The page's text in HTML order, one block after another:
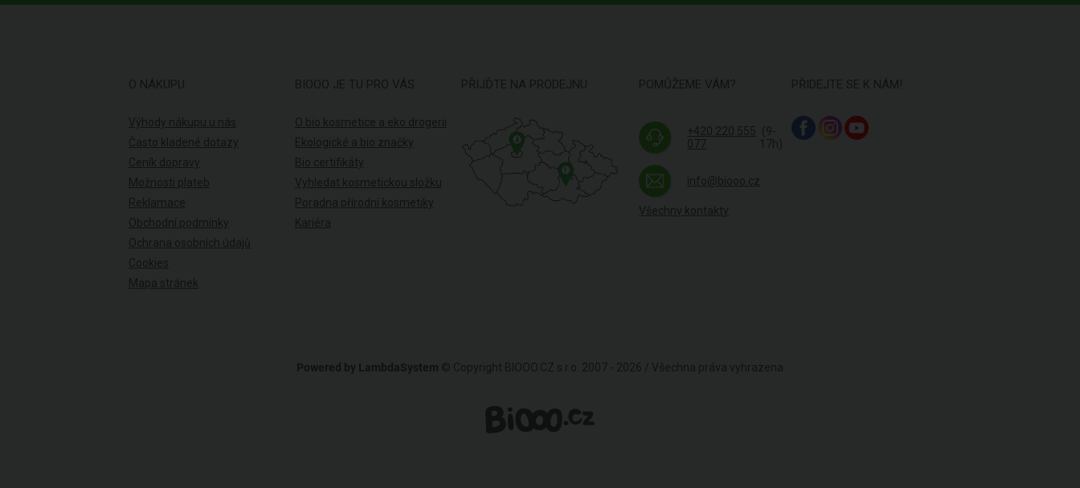
O NÁKUPU
Výhody nákupu u nás
Často kladené dotazy
Ceník dopravy
Možnosti plateb
Reklamace
Obchodní podmínky
Ochrana osobních údajů
Cookies
Mapa stránek
BIOOO JE TU PRO VÁS
O bio kosmetice a eko drogerii
Ekologické a bio značky
Bio certifikáty
Vyhledat kosmetickou složku
Poradna přírodní kosmetiky
Kariéra
PŘIJĎTE NA PRODEJNU
4
POMŮŽEME VÁM?
+420 220 555
077
(9-
17h)
info@biooo.cz
Všechny kontakty
PŘIDEJTE SE K NÁM!
Powered by LambdaSystem © Copyright BIOOO.CZ s.r.o. 2007 - 2026 / Všechna práva vyhrazena